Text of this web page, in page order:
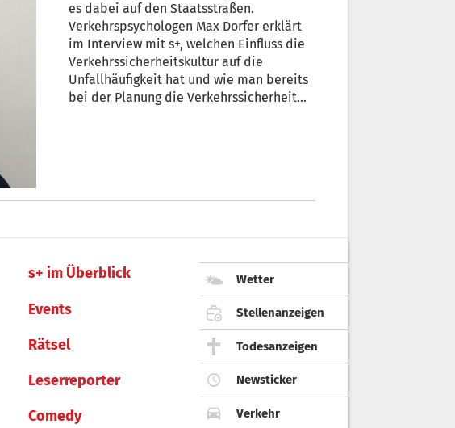
es dabei auf den Staatsstraßen.
Verkehrspsychologen Max Dorfer erklärt
im Interview mit s+, welchen Einfluss die
Verkehrssicherheitskultur auf die
Unfallhäufigkeit hat und wie man bereits
bei der Planung die Verkehrssicherheit
s+ im Überblick
Events
Rätsel
Leserreporter
Comedy
Wetter
Stellenanzeigen
Todesanzeigen
Newsticker
Verkehr